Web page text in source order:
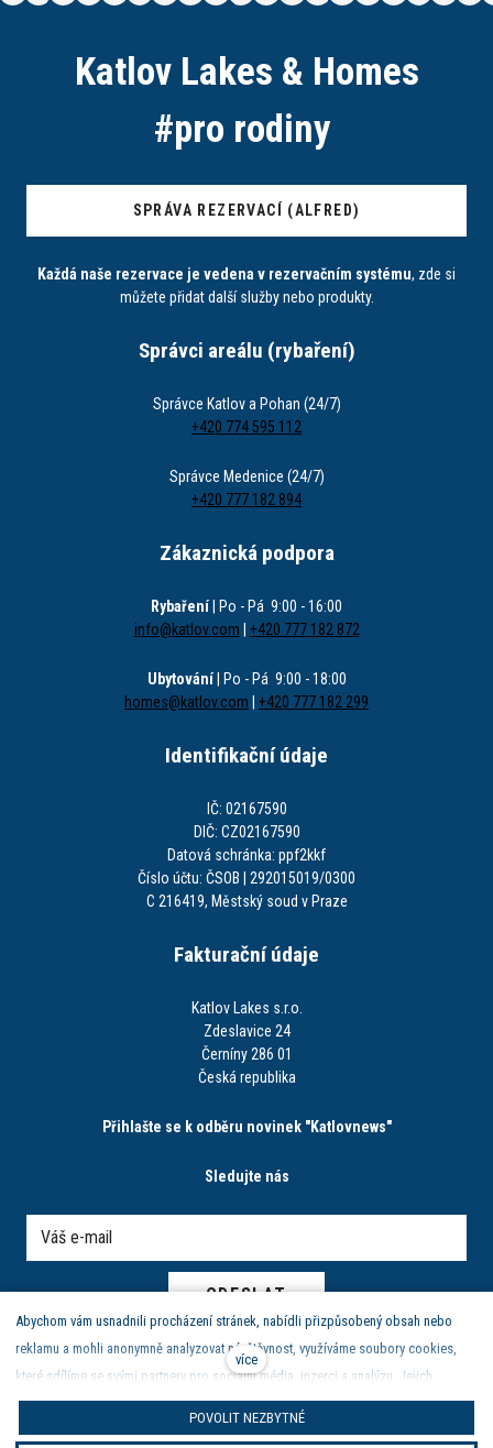
Katlov Lakes & Homes
#pro rodiny
SPRÁVA REZERVACÍ (ALFRED)
Každá naše rezervace je vedena v rezervačním systému, zde si
můžete přidat další služby nebo produkty.
Správci areálu (rybaření)
Správce Katlov a Pohan (24/7)
+420 774 595 112
Správce Medenice (24/7)
+420 777 182 894
Zákaznická podpora
Rybaření| Po - Pá 9:00 - 16:00
info@katlov.com
+420 777 182 872
Ubytování| Po - Pá 9:00 - 18:00
homes@katlov.com
+420 777 182 299
Identifikační údaje
IČ: 02167590
DIČ: CZ02167590
Datová schránka: ppf2kkf
Číslo účtu: ČSOB | 292015019/0300
C 216419, Městský soud v Praze
Fakturační údaje
Katlov Lakes s.r.o.
Zdeslavice 24
Černíny 286 01
Česká republika
Přihlašte se k odběru novinek "Katlovnews"
Sledujte nás
ODESLAT
Zásady ochrany osobních údajů|obchodní podmínky | reklamační
řád|nastavení cookies
Abychom vám usnadnili procházení stránek, nabídli přizpůsobený obsah nebo
reklamu a mohli anonymně analyzovat návštěvnost, využíváme soubory cookies,
které sdílíme se svými partnery pro sociální média, inzerci a analýzu. Jejich
nastavení upravíte odkazem "Nastavení cookies" a kdykoliv jej můžete změnit v
patičce webu. Podrobnější informace najdete v našich Zásadách ochrany
více
POVOLIT NEZBYTNÉ